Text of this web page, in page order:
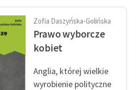
Zofia Daszyńska-Golińska
Prawo wyborcze
kobiet
Anglia, której wielkie
wyrobienie polityczne